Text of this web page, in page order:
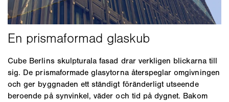
Cube Berlins skulpturala fasad drar verkligen blickarna till
sig. De prismaformade glasytorna återspeglar omgivningen
och ger byggnaden ett ständigt föränderligt utseende
beroende på synvinkel, väder och tid på dygnet. Bakom